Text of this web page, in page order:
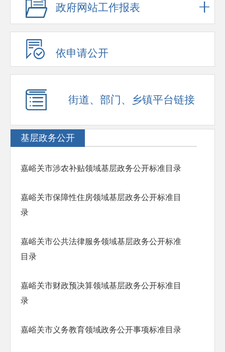
政府网站工作报表
依申请公开
街道、部门、乡镇平台链接
基层政务公开
嘉峪关市涉农补贴领域基层政务公开标准目录
嘉峪关市保障性住房领域基层政务公开标准目
录
嘉峪关市公共法律服务领域基层政务公开标准
目录
嘉峪关市财政预决算领域基层政务公开标准目
录
嘉峪关市义务教育领域政务公开事项标准目录